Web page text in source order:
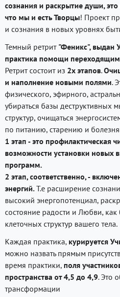
сознания и раскрытие души,
что мы и есть Творцы! Проект
и сознания в новых уровнях
Темный ретрит "Феникс", выдан
практика помощи переходящим
Ретрит состоит из 2х этапов.
и наполнение новыми полями.
физического, эфирного,
убираться базы
структур, очищаться
по питанию, старению и
1 этап - это профилактическая
возможности установки новых
программ.
2 этап, соответственно, -
энергий.Т.е расширение
высокий энергопотенциал,
состояние радости и Любви, как
клеточных структур вашего тела.
Каждая практика, курируется
можно назвать прямым
время практики, поля
пространства от 4,5 до 4,9. Это
трансформации